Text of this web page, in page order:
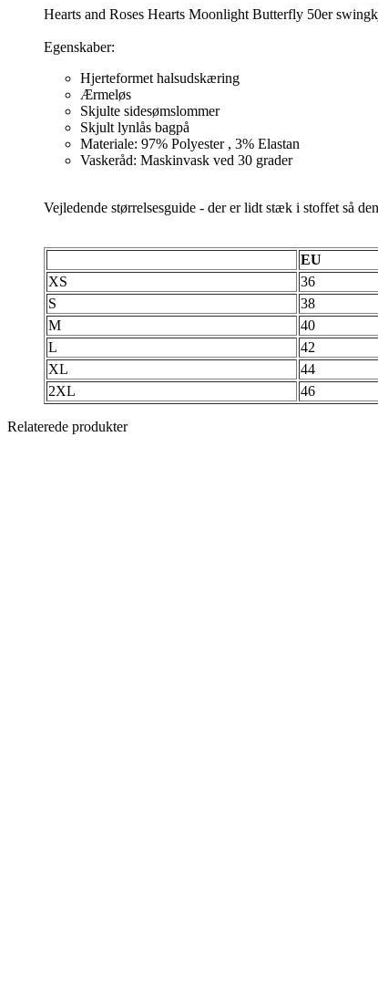
Hearts and Roses Hearts Moonlight Butterfly 50er
Egenskaber:
Hjerteformet halsudskæring
Ærmeløs
Skjulte sidesømslommer
Skjult lynlås bagpå
Materiale: 97% Polyester , 3% Elastan
Vaskeråd: Maskinvask ved 30 grader
Vejledende størrelsesguide - der er lidt stæk i stoffet så
EU
XS
36
S
38
M
40
L
42
XL
44
2XL
46
Relaterede produkter